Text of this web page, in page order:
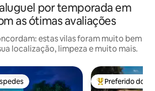
por temporada em
as ótimas avaliações
estas vilas foram muito bem
localização, limpeza e muito mais.
Entre os
Preferido dos